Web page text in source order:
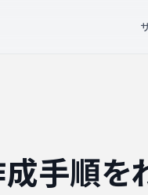
手順を